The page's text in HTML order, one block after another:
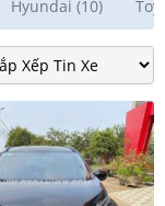
Hyundai (10)